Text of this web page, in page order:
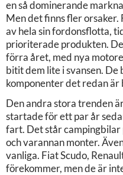
en så dominerande
Men det finns fler
av hela sin fordonsflotta,
prioriterade produkten.
förra året, med nya
bitit dem lite i svansen.
komponenter det redan är
Den andra stora trenden
startade för ett par år
fart. Det står campingbilar
och varannan monter.
vanliga. Fiat Scudo,
förekommer, men de är